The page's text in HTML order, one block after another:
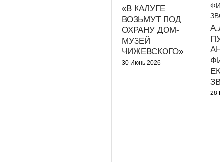
«В КАЛУГЕ
ВОЗЬМУТ ПОД
ОХРАНУ ДОМ-
МУЗЕЙ
ЧИЖЕВСКОГО»
30 Июнь 2026
28